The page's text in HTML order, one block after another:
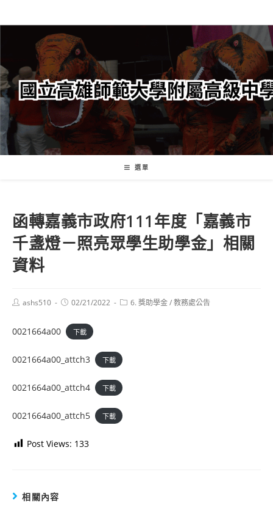
轉
要
內
容
選單
函轉嘉義市政府111年度「嘉義市
千盞燈－照亮眾學生助學金」相關
資料
Postashs510
Post02/21/2022
Post6. 獎助學金/教務處公告
0021664a00 下載
0021664a00_attch3 下載
0021664a00_attch4 下載
0021664a00_attch5 下載
Post Views: 133
相關內容